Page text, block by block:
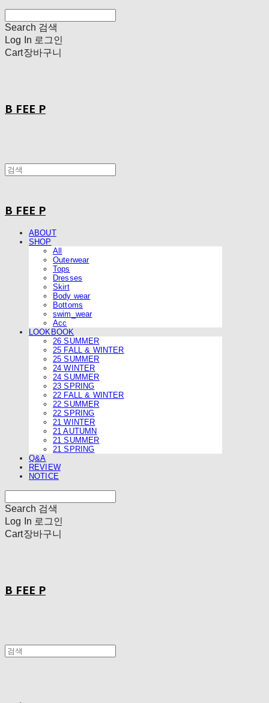
Search 검색
Log In 로그인
Cart장바구니
B FEE P
B FEE P
ABOUT
SHOP
All
Outerwear
Tops
Dresses
Skirt
Body wear
Bottoms
swim_wear
Acc
LOOKBOOK
26 SUMMER
25 FALL & WINTER
25 SUMMER
24 WINTER
24 SUMMER
23 SPRING
22 FALL & WINTER
22 SUMMER
22 SPRING
21 WINTER
21 AUTUMN
21 SUMMER
21 SPRING
Q&A
REVIEW
NOTICE
Search 검색
Log In 로그인
Cart장바구니
B FEE P